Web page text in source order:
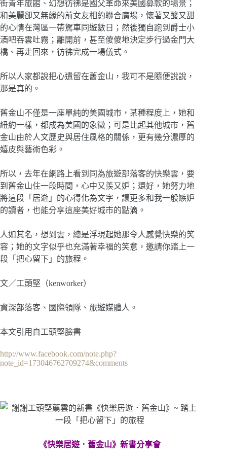
街青年旅館、幻想彷彿是國父革命來美國募款的場景；
和美麗卻又無緣的前女友相約聯合廣場，懷著又酸又甜
的心情在灣區一帶駕車同遊數日；然後獨自跑到爵士小
酒吧吞雲吐霧；離開前，甚至傻傻地決定步行過金門大
橋、再走回來，彷彿完成一場儀式。
所以人家都說把心遺留在舊金山，我可不是隨便說說，
那是真的。
舊金山不僅是一座單純的美國城市，某種程度上，她和
紐約一樣，都成為美國的象徵；可是比起其他城市，舊
金山由於人文歷史與居住風格的關係，更有幾分濃厚的
嬉皮與藝術色彩。
所以，去年在網路上看到同為旅遊部落客的快樂雲，要
到舊金山住一段時間，心中又羨又妒；還好，她努力地
將這段「居遊」的心得化為文字，讓更多和我一般嫉妒
的讀者，也能分享這座美好城市的點滴。
人如其名，想到雲，總是浮現起她那令人感覺快樂的笑
容；她的文字似乎也充滿著幸福的笑意，邀請你踏上一
段「把心留下」的旅程。
文／工頭堅（kenworker）
資深部落客、國際領隊、旅遊媒體人。
本文引用自工頭堅臉書
http://www.facebook.com/note.php?
note_id=173046762709274&comments
《快樂居遊．舊金山》新書分享會